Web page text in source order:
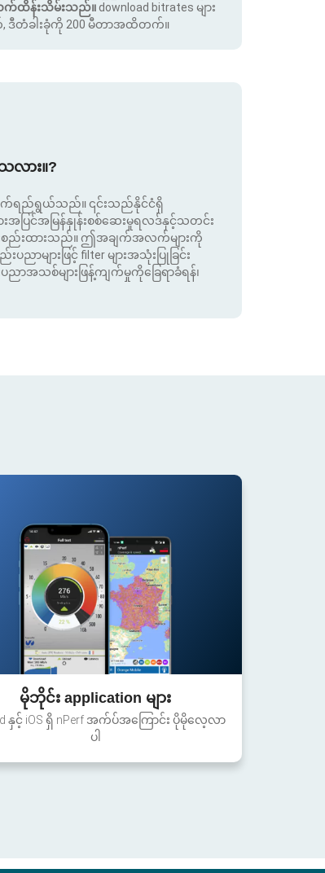
ထိန်းသိမ်းသည်။ download bitrates များ
တံခါးခုံကို 200 မီတာအထိတက်။
လား။?
ရည်ရွယ်သည်။ ၎င်းသည်နိုင်ငံရှိ
အပြင်အမြန်နှုန်းစစ်ဆေးမှုရလဒ်နှင့်သတင်း
းစည်းထားသည်။ ဤအချက်အလက်များကို
ပညာများဖြင့် filter များအသုံးပြုခြင်း
ာအသစ်များဖြန့်ကျက်မှုကိုခြေရာခံရန်၊
မိုဘိုင်း application များ
နှင့် iOS ရှိ nPerf အက်ပ်အကြောင်း ပိုမိုလေ့လာ
ပါ